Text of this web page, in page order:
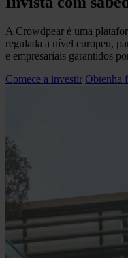
A Crowdpear é uma
regulada a nível europeu,
e empresariais garantidos
Comece a investir Obtenha